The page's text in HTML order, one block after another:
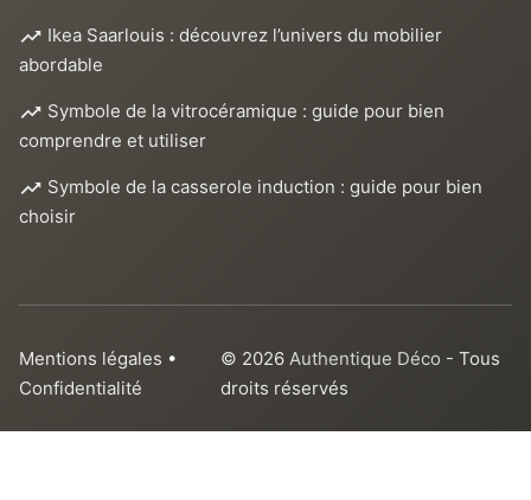
Ikea Saarlouis : découvrez l’univers du mobilier
abordable
Symbole de la vitrocéramique : guide pour bien
comprendre et utiliser
Symbole de la casserole induction : guide pour bien
choisir
Mentions légales •
Confidentialité
© 2026Authentique Déco - Tous
droits réservés